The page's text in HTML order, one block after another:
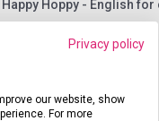
Happy Hoppy - English
Privacy policy
our website, show
For more